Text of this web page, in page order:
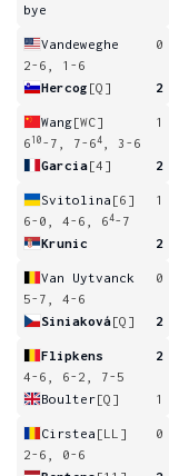
bye
Vandeweghe
0
2-6, 1-6
Hercog [Q] 2
Wang[WC]
1
6 10 -7, 7-64
, 3-6
Garcia[4] 2
Svitolina [6]
1
6-0, 4-6, 64-7
Krunic
2
Van Uytvanck
0
5-7, 4-6
Siniaková[Q] 2
Flipkens
2
4-6, 6-2, 7-5
Boulter[Q] 1
Cirstea [LL]
0
2-6, 0-6